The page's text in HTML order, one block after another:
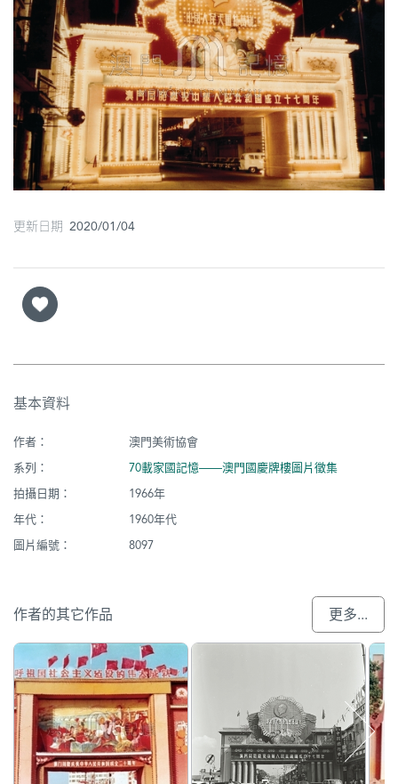
寺
廟
巴
士
堂
市
更新日期 2020/01/04
基本資料
作者：
澳門美術協會
系列：
70載家國記憶——澳門國慶牌樓圖片徵集
拍攝日期：
1966年
年代：
1960年代
圖片編號：
8097
作者的其它作品 更多...